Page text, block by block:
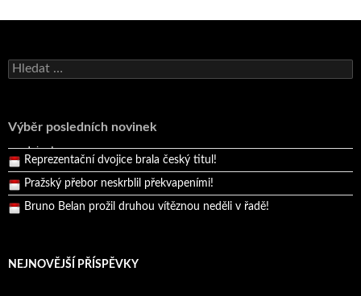
Vyhledávání
Výběr posledních novinek
Pražský přebor neskrblil překvapeními!
Bartosz Bartkowiak se stal prvním vítězem na malé svitavské
dráze!
Reprezentační dvojice brala český titul!
Pražský přebor neskrblil překvapeními!
Bruno Belan prožil druhou vítěznou neděli v řadě!
NEJNOVĚJŠÍ PŘÍSPĚVKY